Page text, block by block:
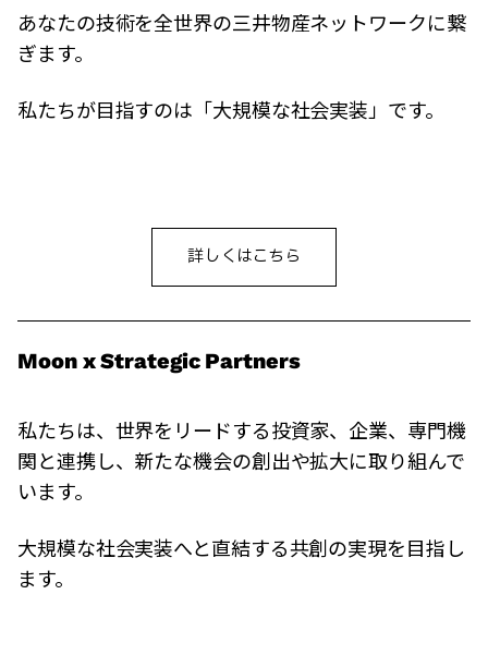
あなたの技術を全世界の三井物産ネットワークに繋
ぎます。
私たちが目指すのは「大規模な社会実装」です。
詳しくはこちら
Moon x Strategic Partners
私たちは、世界をリードする投資家、企業、専門機
関と連携し、新たな機会の創出や拡大に取り組んで
います。
大規模な社会実装へと直結する共創の実現を目指し
ます。